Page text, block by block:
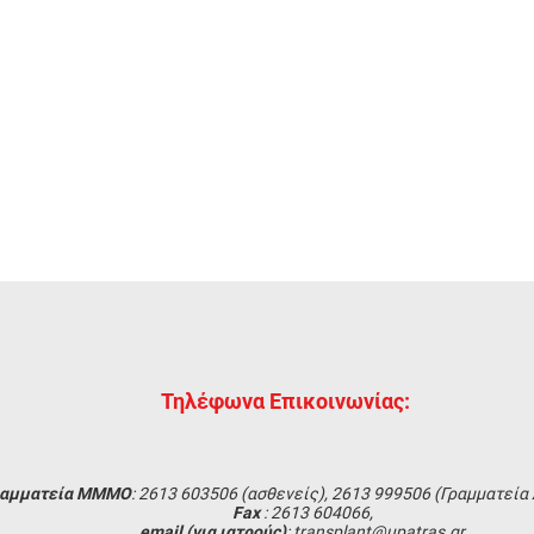
Τηλέφωνα Επικοινωνίας:
MMMO: 2613 603506 (ασθενείς), 2613 999506
Fax: 2613 604066,